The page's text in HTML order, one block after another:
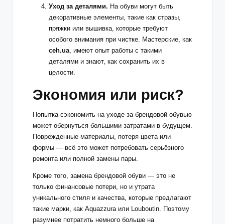
Уход за деталями. На обуви могут быть
декоративные элементы, такие как стразы,
пряжки или вышивка, которые требуют
особого внимания при чистке. Мастерские, как
ceh.ua , имеют опыт работы с такими
деталями и знают, как сохранить их в
целости.
Экономия или риск?
Попытка сэкономить на уходе за брендовой обувью
может обернуться большими затратами в будущем.
Поврежденные материалы, потеря цвета или
формы — всё это может потребовать серьёзного
ремонта или полной замены пары.
Кроме того, замена брендовой обуви — это не
только финансовые потери, но и утрата
уникального стиля и качества, которые предлагают
такие марки, как Aquazzura или Louboutin. Поэтому
разумнее потратить немного больше на